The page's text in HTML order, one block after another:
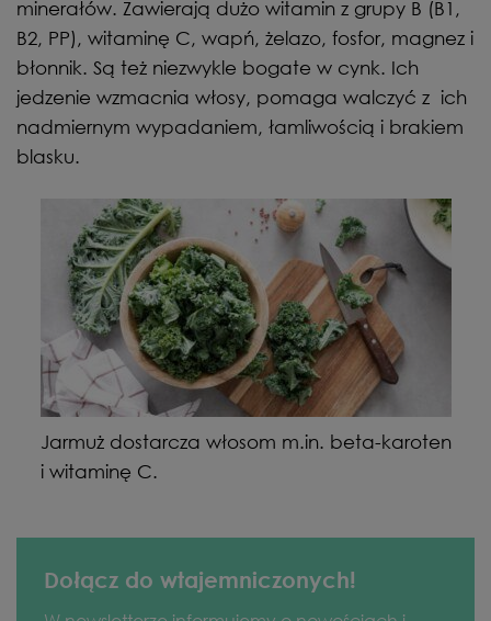
minerałów. Zawierają dużo witamin z grupy B (B1,
B2, PP), witaminę C, wapń, żelazo, fosfor, magnez i
błonnik. Są też niezwykle bogate w cynk. Ich
jedzenie wzmacnia włosy, pomaga walczyć z ich
nadmiernym wypadaniem, łamliwością i brakiem
blasku.
Jarmuż dostarcza włosom m.in. beta-karoten
i witaminę C.
Dołącz do wtajemniczonych!